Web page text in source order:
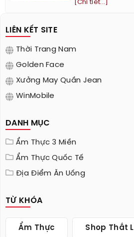
[Chi tiết...]
LIÊN KẾT SITE
Thời Trang Nam
Golden Face
Xưởng May Quần Jean
WinMobile
DANH MỤC
Ẩm Thực 3 Miền
Ẩm Thực Quốc Tế
Địa Điểm Ăn Uống
TỪ KHÓA
Ẩm Thực Shop Thắt